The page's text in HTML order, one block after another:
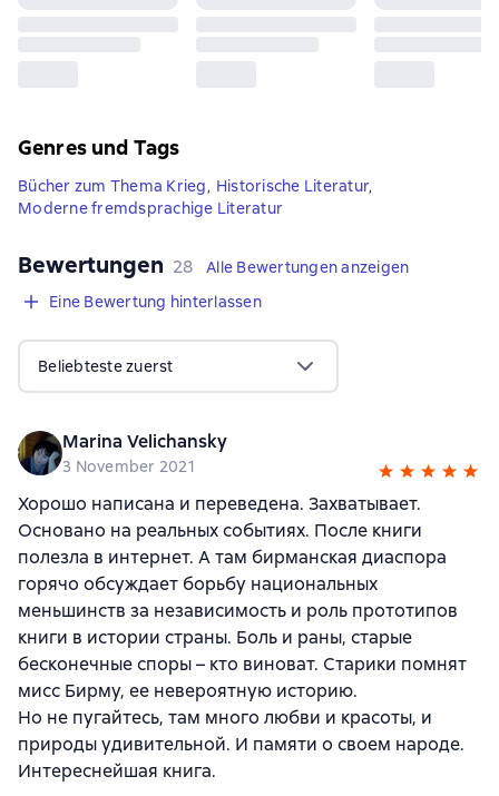
Genres und Tags
Bücher zum Thema Krieg, Historische Literatur,
Moderne fremdsprachige Literatur
Bewertungen 28 Bewertungen
28
Alle Bewertungen anzeigen
Eine Bewertung hinterlassen
Beliebteste zuerst
Marina Velichansky
3 November 2021
Хорошо написана и переведена. Захватывает.
Основано на реальных событиях. После книги
полезла в интернет. А там бирманская диаспора
горячо обсуждает борьбу национальных
меньшинств за независимость и роль прототипов
книги в истории страны. Боль и раны, старые
бесконечные споры – кто виноват. Старики помнят
мисс Бирму, ее невероятную историю.
Но не пугайтесь, там много любви и красоты, и
природы удивительной. И памяти о своем народе.
Интереснейшая книга.